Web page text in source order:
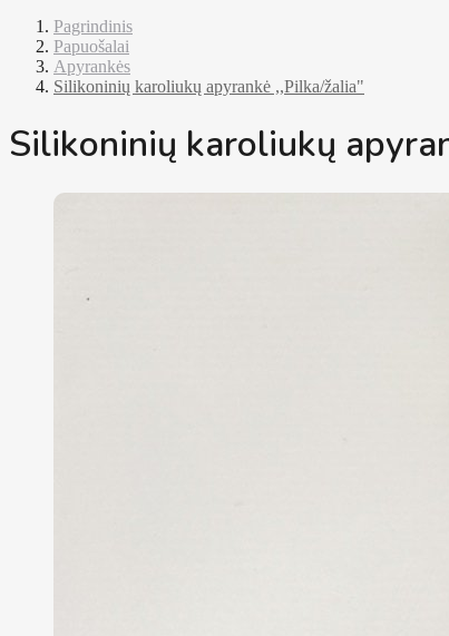
Pagrindinis
Papuošalai
Apyrankės
Silikoninių karoliukų apyrankė ,,Pilka/žalia"
Silikoninių karoliukų